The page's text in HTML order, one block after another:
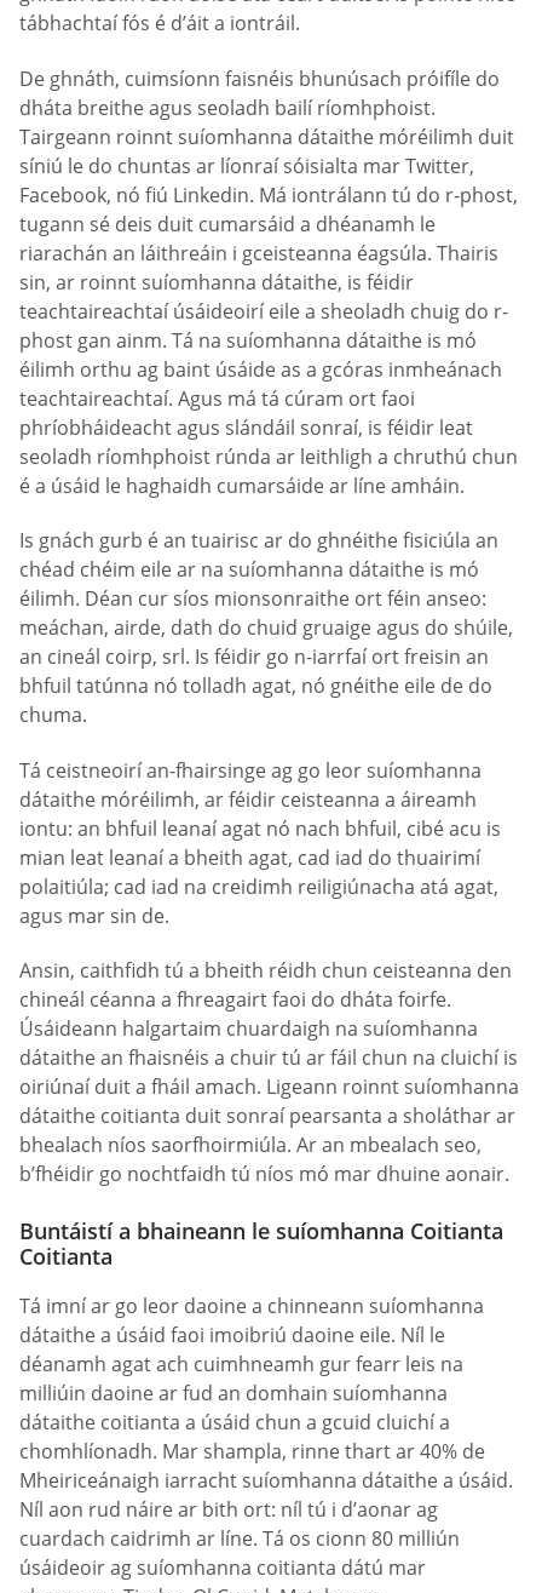
tábhachtaí fós é d’áit a iontráil.
De ghnáth, cuimsíonn faisnéis bhunúsach próifíle do
dháta breithe agus seoladh bailí ríomhphoist.
Tairgeann roinnt suíomhanna dátaithe móréilimh duit
síniú le do chuntas ar líonraí sóisialta mar Twitter,
Facebook, nó fiú Linkedin. Má iontrálann tú do r-phost,
tugann sé deis duit cumarsáid a dhéanamh le
riarachán an láithreáin i gceisteanna éagsúla. Thairis
sin, ar roinnt suíomhanna dátaithe, is féidir
teachtaireachtaí úsáideoirí eile a sheoladh chuig do r-
phost gan ainm. Tá na suíomhanna dátaithe is mó
éilimh orthu ag baint úsáide as a gcóras inmheánach
teachtaireachtaí. Agus má tá cúram ort faoi
phríobháideacht agus slándáil sonraí, is féidir leat
seoladh ríomhphoist rúnda ar leithligh a chruthú chun
é a úsáid le haghaidh cumarsáide ar líne amháin.
Is gnách gurb é an tuairisc ar do ghnéithe fisiciúla an
chéad chéim eile ar na suíomhanna dátaithe is mó
éilimh. Déan cur síos mionsonraithe ort féin anseo:
meáchan, airde, dath do chuid gruaige agus do shúile,
an cineál coirp, srl. Is féidir go n-iarrfaí ort freisin an
bhfuil tatúnna nó tolladh agat, nó gnéithe eile de do
chuma.
Tá ceistneoirí an-fhairsinge ag go leor suíomhanna
dátaithe móréilimh, ar féidir ceisteanna a áireamh
iontu: an bhfuil leanaí agat nó nach bhfuil, cibé acu is
mian leat leanaí a bheith agat, cad iad do thuairimí
polaitiúla; cad iad na creidimh reiligiúnacha atá agat,
agus mar sin de.
Ansin, caithfidh tú a bheith réidh chun ceisteanna den
chineál céanna a fhreagairt faoi do dháta foirfe.
Úsáideann halgartaim chuardaigh na suíomhanna
dátaithe an fhaisnéis a chuir tú ar fáil chun na cluichí is
oiriúnaí duit a fháil amach. Ligeann roinnt suíomhanna
dátaithe coitianta duit sonraí pearsanta a sholáthar ar
bhealach níos saorfhoirmiúla. Ar an mbealach seo,
b’fhéidir go nochtfaidh tú níos mó mar dhuine aonair.
Buntáistí a bhaineann le suíomhanna Coitianta
Coitianta
Tá imní ar go leor daoine a chinneann suíomhanna
dátaithe a úsáid faoi imoibriú daoine eile. Níl le
déanamh agat ach cuimhneamh gur fearr leis na
milliúin daoine ar fud an domhain suíomhanna
dátaithe coitianta a úsáid chun a gcuid cluichí a
chomhlíonadh. Mar shampla, rinne thart ar 40% de
Mheiriceánaigh iarracht suíomhanna dátaithe a úsáid.
Níl aon rud náire ar bith ort: níl tú i d’aonar ag
cuardach caidrimh ar líne. Tá os cionn 80 milliún
úsáideoir ag suíomhanna coitianta dátú mar